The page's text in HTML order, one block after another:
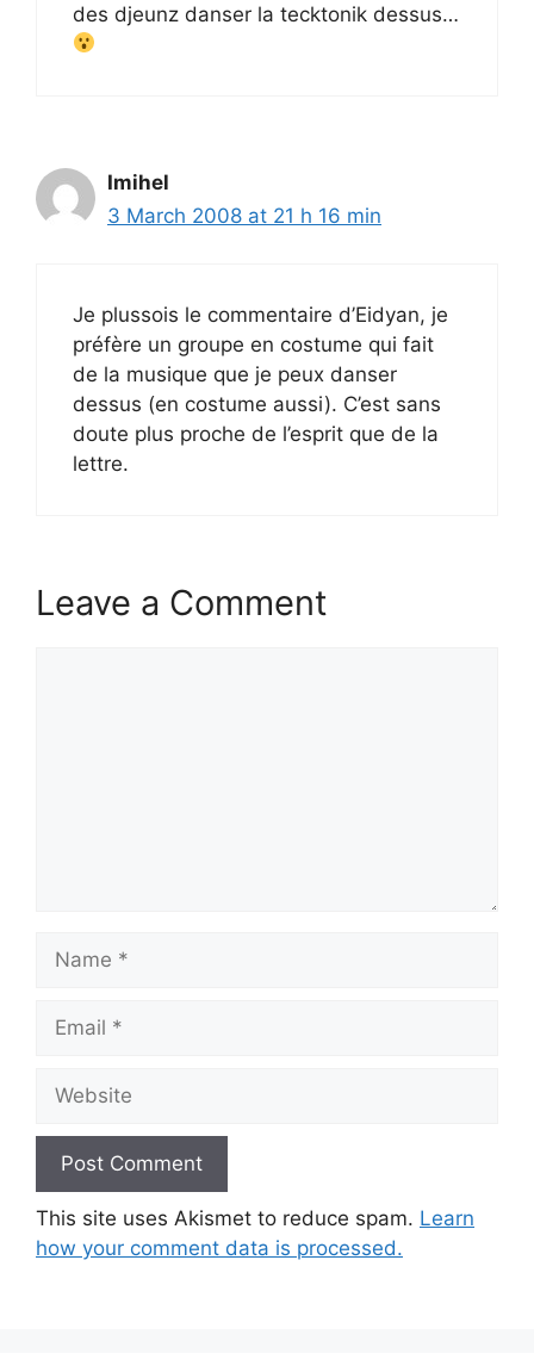
des djeunz danser la tecktonik dessus…
Imihel
3 March 2008 at 21 h 16 min
Je plussois le commentaire d’Eidyan, je
préfère un groupe en costume qui fait
de la musique que je peux danser
dessus (en costume aussi). C’est sans
doute plus proche de l’esprit que de la
lettre.
Leave a Comment
This site uses Akismet to reduce spam. Learn
how your comment data is processed.